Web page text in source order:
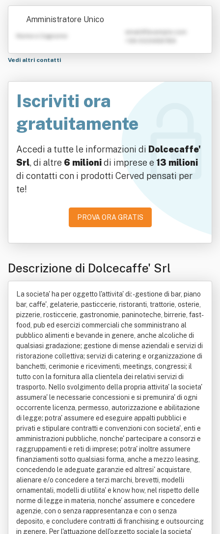
Amministratore Unico
Nome e Cognome
Vedi altri contatti
Iscriviti ora
gratuitamente
Accedi a tutte le informazioni di Dolcecaffe'
Srl, di altre 6 milionidi imprese e 13 milioni
di contatti con i prodotti Cerved pensati per
te!
PROVA ORA GRATIS
Descrizione di Dolcecaffe' Srl
La societa' ha per oggetto l'attivita' di: - gestione di bar, piano
bar, caffe', gelaterie, pasticcerie, ristoranti, trattorie, osterie,
pizzerie, rosticcerie, gastronomie, paninoteche, birrerie, fast-
food, pub ed esercizi commerciali che somministrano al
pubblico alimenti e bevande in genere, anche alcoliche di
qualsiasi gradazione; gestione di mense aziendali e servizi di
ristorazione collettiva; servizi di catering e organizzazione di
banchetti, cerimonie e ricevimenti, meetings, congressi; il
tutto con la fornitura alla clientela dei relativi servizi di
trasporto. Nello svolgimento della propria attivita' la societa'
assumera' le necessarie concessioni e si premunira' di ogni
occorrente licenza, permesso, autorizzazione e abilitazione
di legge; potra' assumere ed eseguire appalti pubblici e
privati e stipulare contratti e convenzioni con societa', enti e
amministrazioni pubbliche, nonche' partecipare a consorzi e
raggruppamenti e reti di imprese; potra' inoltre assumere
finanziamenti sotto qualsiasi forma, anche a mezzo leasing,
concedendo le adeguate garanzie ed altresi' acquistare,
alienare e/o concedere a terzi marchi, brevetti, modelli
ornamentali, modelli di utilita' e know how, nel rispetto delle
norme di legge in materia, nonche' assumere e concedere
agenzie, con o senza rappresentanza e con o senza
deposito, e concludere contratti di franchising e outsourcing
in genere. Per l'attuazione dell'oggetto sociale la societa'